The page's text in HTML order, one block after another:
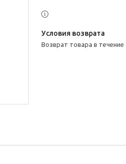
возврат товара в течение